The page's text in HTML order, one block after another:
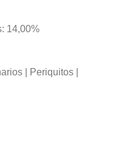
14,00%
| Periquitos |